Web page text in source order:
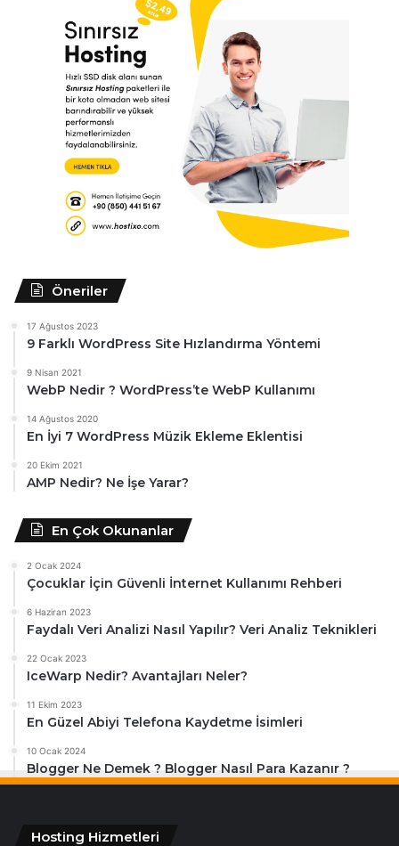
Öneriler
17 Ağustos 2023
9 Farklı WordPress Site Hızlandırma Yöntemi
9 Nisan 2021
WebP Nedir ? WordPress’te WebP Kullanımı
14 Ağustos 2020
En İyi 7 WordPress Müzik Ekleme Eklentisi
20 Ekim 2021
AMP Nedir? Ne İşe Yarar?
En Çok Okunanlar
2 Ocak 2024
Çocuklar İçin Güvenli İnternet Kullanımı Rehberi
6 Haziran 2023
Faydalı Veri Analizi Nasıl Yapılır? Veri Analiz Teknikleri
22 Ocak 2023
IceWarp Nedir? Avantajları Neler?
11 Ekim 2023
En Güzel Abiyi Telefona Kaydetme İsimleri
10 Ocak 2024
Blogger Ne Demek ? Blogger Nasıl Para Kazanır ?
Hosting Hizmetleri